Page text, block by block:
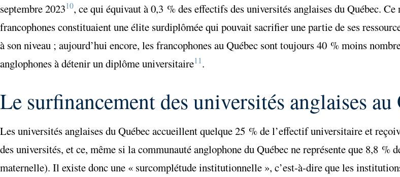
septembre 202310, ce qui équivaut à 0,3 % des effectifs des universités anglaises du Québec. Ce
francophones constituaient une élite surdiplômée qui pouvait sacrifier une partie de ses
à son niveau ; aujourd’hui encore, les francophones au Québec sont toujours 40 % moins
anglophones à détenir un diplôme universitaire11.
Le surfinancement des universités anglaises au
Les universités anglaises du Québec accueillent quelque 25 % de l’effectif universitaire et
des universités, et ce, même si la communauté anglophone du Québec ne représente que 8,8 %
maternelle). Il existe donc une « surcomplétude institutionnelle », c’est-à-dire que les